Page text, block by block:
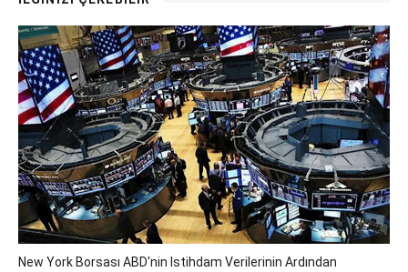
New York Borsası ABD'nin Istihdam Verilerinin Ardından